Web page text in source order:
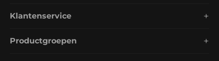
Klantenservice +
Productgroepen +